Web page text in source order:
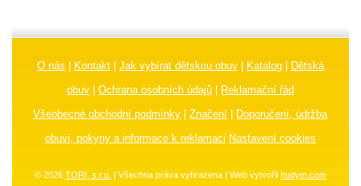
O nás Kontakt Jak vybírat dětskou obuv Katalog
Dětská
obuv
Ochrana osobních údajů
Reklamační řád
Všeobecné obchodní podmínky |Značení
Doporučení, údržba
obuvi, pokyny a informace k reklamaci Nastavení cookies
© 2026 TORI, s.r.o. | Všechna práva vyhrazena | Web vytvořil hudym.com